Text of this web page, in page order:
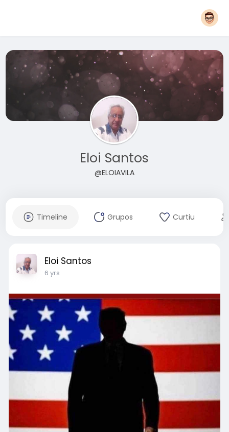
Eloi Santos
@ELOIAVILA
Timeline Grupos Curtiu
Eloi Santos
6 yrs